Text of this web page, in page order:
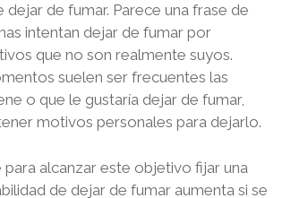
de fumar. Parece una frase de
intentan dejar de fumar por
que no son realmente suyos.
suelen ser frecuentes las
o que le gustaría dejar de fumar,
motivos personales para dejarlo.
alcanzar este objetivo fijar una
de dejar de fumar aumenta si se